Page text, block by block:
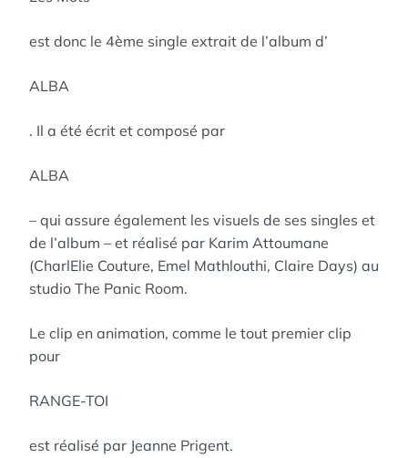
est donc le 4ème single extrait de l’album d’
ALBA
. Il a été écrit et composé par
ALBA
– qui assure également les visuels de ses singles et
de l’album – et réalisé par Karim Attoumane
(CharlElie Couture, Emel Mathlouthi, Claire Days) au
studio The Panic Room.
Le clip en animation, comme le tout premier clip
pour
RANGE-TOI
est réalisé par Jeanne Prigent.